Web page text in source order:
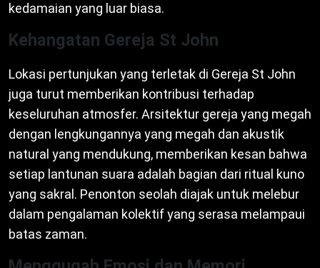
kedamaian yang luar biasa.
Kehangatan Gereja St John
Lokasi pertunjukan yang terletak di Gereja St John
juga turut memberikan kontribusi terhadap
keseluruhan atmosfer. Arsitektur gereja yang megah
dengan lengkungannya yang megah dan akustik
natural yang mendukung, memberikan kesan bahwa
setiap lantunan suara adalah bagian dari ritual kuno
yang sakral. Penonton seolah diajak untuk melebur
dalam pengalaman kolektif yang serasa melampaui
batas zaman.